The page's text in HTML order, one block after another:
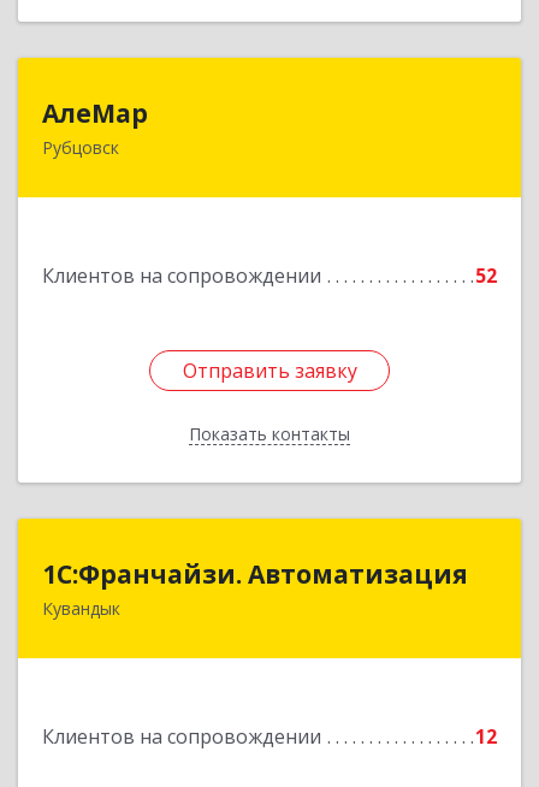
АлеМар
Рубцовск
Клиентов на сопровождении 52
Отправить заявку
Показать контакты
Отправить заявку
Назад
1С:Франчайзи. Автоматизация
Кувандык
Клиентов на сопровождении 12
1С:Франчайзи. Автоматизация
462220, Оренбургская обл, Кувандыкский р-н,